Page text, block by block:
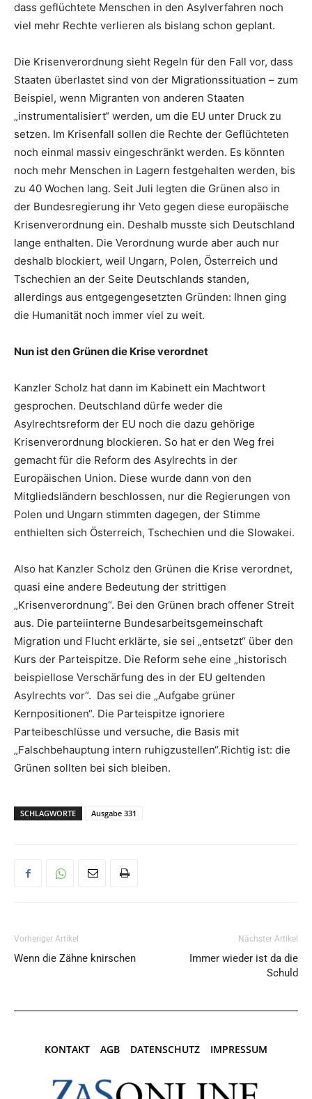
dass geflüchtete Menschen in den Asylverfahren noch
viel mehr Rechte verlieren als bislang schon geplant.
Die Krisenverordnung sieht Regeln für den Fall vor, dass
Staaten überlastet sind von der Migrationssituation – zum
Beispiel, wenn Migranten von anderen Staaten
„instrumentalisiert“ werden, um die EU unter Druck zu
setzen. Im Krisenfall sollen die Rechte der Geflüchteten
noch einmal massiv eingeschränkt werden. Es könnten
noch mehr Menschen in Lagern festgehalten werden, bis
zu 40 Wochen lang. Seit Juli legten die Grünen also in
der Bundesregierung ihr Veto gegen diese europäische
Krisenverordnung ein. Deshalb musste sich Deutschland
lange enthalten. Die Verordnung wurde aber auch nur
deshalb blockiert, weil Ungarn, Polen, Österreich und
Tschechien an der Seite Deutschlands standen,
allerdings aus entgegengesetzten Gründen: Ihnen ging
die Humanität noch immer viel zu weit.
Nun ist den Grünen die Krise verordnet
Kanzler Scholz hat dann im Kabinett ein Machtwort
gesprochen. Deutschland dürfe weder die
Asylrechtsreform der EU noch die dazu gehörige
Krisenverordnung blockieren. So hat er den Weg frei
gemacht für die Reform des Asylrechts in der
Europäischen Union. Diese wurde dann von den
Mitgliedsländern beschlossen, nur die Regierungen von
Polen und Ungarn stimmten dagegen, der Stimme
enthielten sich Österreich, Tschechien und die Slowakei.
Also hat Kanzler Scholz den Grünen die Krise verordnet,
quasi eine andere Bedeutung der strittigen
„Krisenverordnung“. Bei den Grünen brach offener Streit
aus. Die parteiinterne Bundesarbeitsgemeinschaft
Migration und Flucht erklärte, sie sei „entsetzt“ über den
Kurs der Parteispitze. Die Reform sehe eine „historisch
beispiellose Verschärfung des in der EU geltenden
Asylrechts vor“. Das sei die „Aufgabe grüner
Kernpositionen“. Die Parteispitze ignoriere
Parteibeschlüsse und versuche, die Basis mit
„Falschbehauptung intern ruhigzustellen“.Richtig ist: die
Grünen sollten bei sich bleiben.
SCHLAGWORTE Ausgabe 331
Vorheriger Artikel
Wenn die Zähne knirschen
Nächster Artikel
Immer wieder ist da die
Schuld
KONTAKT AGB DATENSCHUTZ IMPRESSUM